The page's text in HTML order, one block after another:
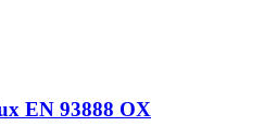
EN 93888 OX